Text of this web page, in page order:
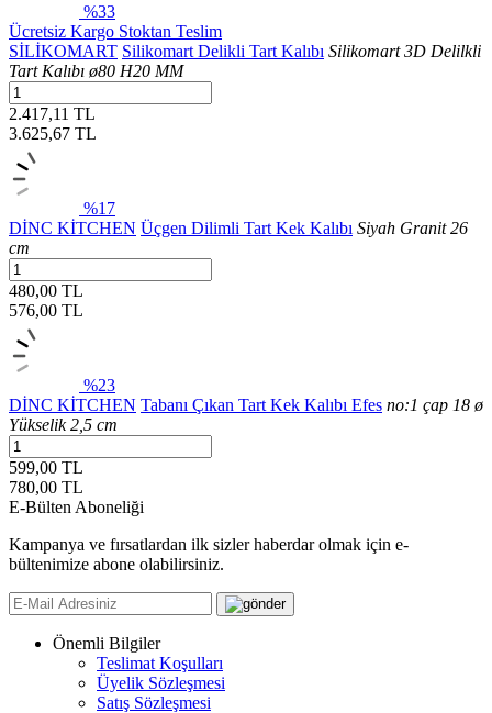
%33
Ücretsiz Kargo Stoktan Teslim
SİLİKOMART Silikomart Delikli Tart Kalıbı Silikomart 3D Delilkli
Tart Kalıbı ø80 H20 MM
2.417,11 TL
3.625,67 TL
%17
DİNC KİTCHEN Üçgen Dilimli Tart Kek Kalıbı Siyah Granit 26
cm
480,00 TL
576,00 TL
%23
DİNC KİTCHEN Tabanı Çıkan Tart Kek Kalıbı Efes no:1 çap 18 ø
Yükselik 2,5 cm
599,00 TL
780,00 TL
E-Bülten Aboneliği
Kampanya ve fırsatlardan ilk sizler haberdar olmak için e-
bültenimize abone olabilirsiniz.
Önemli Bilgiler
Teslimat Koşulları
Üyelik Sözleşmesi
Satış Sözleşmesi